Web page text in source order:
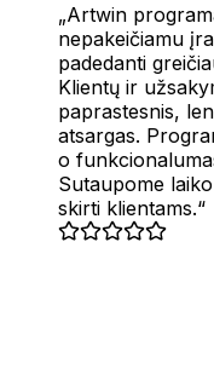
Artwin
nepakeičiamu
padedanti
Klientų ir
paprastesnis,
atsargas.
o
Sutaupome
skirti klientams.